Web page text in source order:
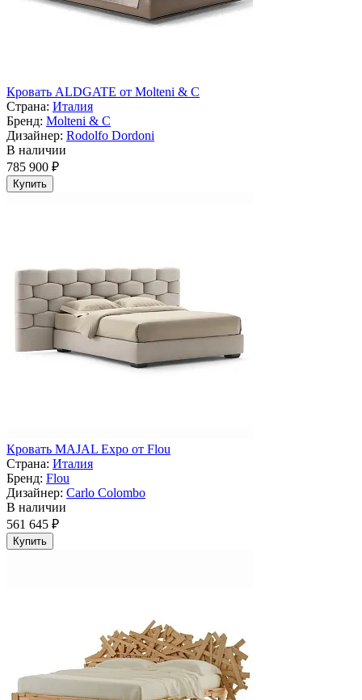
Кровать ALDGATE от Molteni & C
Страна: Италия
Бренд: Molteni & C
Дизайнер: Rodolfo Dordoni
В наличии
785 900 ₽
Купить
Кровать MAJAL Expo от Flou
Страна: Италия
Бренд: Flou
Дизайнер: Carlo Colombo
В наличии
561 645 ₽
Купить